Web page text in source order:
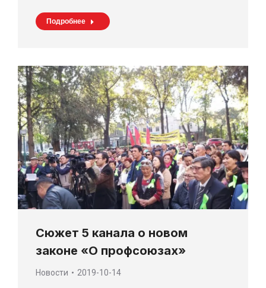
Подробнее
Сюжет 5 канала о новом
законе «О профсоюзах»
Новости 2019-10-14